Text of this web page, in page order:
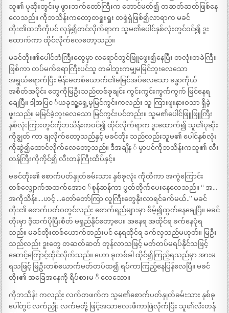
သူ၏ ပုဆိုးတွင်းမှ ဖွားဘက်တော်ကြီးက တောင်မတ်၍ တဆတ်ဆတ်ဖြစ်နေ
လေသည်။ ကိုဘသိန်းကတော့တရှုးရှုး တရှဲရှဲဖြစ်၍လာရာက မခင်
တိုး၏ထဘီကိုပင် လှန်၍တင်လိုက်ရာက သူမ၏ပေါင်နှစ်လုံးတွင်ဝင်၍ ဒူး
ထောက်ကာ ထိုင်လိုက်လေတော့သည်။
မခင်တိုး၏ပေါင်တံကြီးတွေမှာ လရောင်တွင်ဖြူဖွေး၍နေပြီး တလုံးတခဲကြီး
ဖြစ်ကာ တပ်မက်စရာကြီးပင်သူ တခါဘူးကမျှမမြင်ဘူးလေသော
အရွယ်ရောက်ပြီး မိန်းမတစ်ယောက်၏မမြင်အပ်လေသော ခန္ဓာကိုယ်
အစိတ်အပိုင်း တွေကိုမြဦးသည်တစ်ခုချင်း ကွင်းကွင်းကွက်ကွက် မြင်နေရ
ချေပြီ။ ဒါ့အပြင ်ယခုသူ့ရှေ့မှမြင်ကွင်းကလည်း သူ ကြားဖူးနားဝသာ ရှိခဲ့
ဖူးသည်။ မမြင်ခဲ့ဘူးလေသော မြင်ကွင်းပင်တည်း။ သူမ၏ပေါင်ဖြူဖြူကြီး
နှစ်လုံးကြားတွင်ကိုဘသိန်းကဝင်၍ ထိုင်လိုက်ရာက ဒူးထောက်၍ သူ၏ပုဆိုး
ကိုချွတ် ကာ ချလိုက်တော့သည်နှင့် မခင်တိုး သည်လည်းသူမ၏ ပေါင်နှစ်လုံး
ကိုဆွဲ၍ထောင်လိုက်လေတော့သည်။ ဒီအချိန ် မှာပင်ကိုဘသိန်းကသူ၏ လီး
တန်ကြီးကိုကိုင်၍ လီးတန်ကြီးထိပ်နှင့်။
မခင်တိုး၏ စောက်ပတ်နှုတ်ခမ်းသား နှစ်ခုလုံး ကိုထိကာ အကွဲကြောင်း
တစ်လျှောက်အထက်အောင ်စုန်ဆန်ကာ ပွတ်တိုက်ပေးနေလေသည်။ “ အ…
အကိုသိန်း….ဟင့် …တော်တော်ကြာ လူကြီးတွေနိုးလာရင်ခက်မယ်..” မခင်
တိုး၏ စောက်ပတ်ဝတွင်လည်း စောက်ရည်များမှာ စိမ့်၍ထွက်နေချေပြီ။ မခင်
တိုးမှာ ဒီ့ထက်ပိုပြီးစိတ် မရှည်နိုင်တော့ပေ။ အနေရ အထိုင်ရ ခက်နေပုံရ
သည်။ မခင်တိုးတစ်ယောက်တည်းပင် နေရထိုင်ရ ခက်လှသည်မဟုတ်။ မြဦး
သည်လည်း ဒူးတွေ တဆတ်ဆတ် တုန်လာသဖြင့် မတ်တပ်မရပ်နိုင်သဖြင့်
ဆောင့်ကြောင့်ထိုင်လိုက်သည်။ ဟော ခုတစ်ခါ ထိုင်၍ကြည့်ရသည်မှာ အားမ
ရသဖြင့် မြဦးတစ်ယောက်မတ်တပ်ထ၍ ရပ်ကာကြည့်နေပြန်လေပြီ။ မခင်
တိုး၏ အခြေအနေကို ရိပ်စားမ ိ လေသော။
ကိုဘသိန်း ကလည်း လက်တဖက်က သူမ၏စောက်ပတ်နှုတ်ခမ်းသား နှစ်ခု
ပေါ်တွင် လက်ညှိုး လက်မတို့ ဖြင့်အသာလေးဖိကာဖြဲလိုက်ပြီး သူ၏လီးတန်